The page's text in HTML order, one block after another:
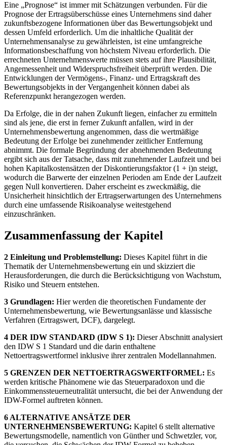
Eine „Prognose“ ist immer mit Schätzungen verbunden. Für die
Prognose der Ertragsüberschüsse eines Unternehmens sind daher
zukunftsbezogene Informationen über das Bewertungsobjekt und
dessen Umfeld erforderlich. Um die inhaltliche Qualität der
Unternehmensanalyse zu gewährleisten, ist eine umfangreiche
Informationsbeschaffung von höchstem Niveau erforderlich. Die
errechneten Unternehmenswerte müssen stets auf ihre Plausibilität,
Angemessenheit und Widerspruchsfreiheit überprüft werden. Die
Entwicklungen der Vermögens-, Finanz- und Ertragskraft des
Bewertungsobjekts in der Vergangenheit können dabei als
Referenzpunkt herangezogen werden.
Da Erfolge, die in der nahen Zukunft liegen, einfacher zu ermitteln
sind als jene, die erst in ferner Zukunft anfallen, wird in der
Unternehmensbewertung angenommen, dass die wertmäßige
Bedeutung der Erfolge bei zunehmender zeitlicher Entfernung
abnimmt. Die formale Begründung der abnehmenden Bedeutung
ergibt sich aus der Tatsache, dass mit zunehmender Laufzeit und bei
hohen Kapitalkostensätzen der Diskontierungsfaktor (1 + i)n steigt,
wodurch die Barwerte der einzelnen Perioden am Ende der Laufzeit
gegen Null konvertieren. Daher erscheint es zweckmäßig, die
Unsicherheit hinsichtlich der Ertragserwartungen des Unternehmens
durch eine umfassende Risikoanalyse weitestgehend
einzuschränken.
Zusammenfassung der Kapitel
2 Einleitung und Problemstellung: Dieses Kapitel führt in die
Thematik der Unternehmensbewertung ein und skizziert die
Herausforderungen, die durch die Berücksichtigung von Wachstum,
Risiko und Steuern entstehen.
3 Grundlagen: Hier werden die theoretischen Fundamente der
Unternehmensbewertung, wie Bewertungsanlässe und klassische
Verfahren (Ertragswert, DCF), dargelegt.
4 DER IDW STANDARD (IDW S 1): Dieser Abschnitt analysiert
den IDW S 1 Standard und die darin enthaltene
Nettoertragswertformel inklusive ihrer zentralen Modellannahmen.
5 GRENZEN DER NETTOERTRAGSWERTFORMEL: Es
werden kritische Phänomene wie das Steuerparadoxon und die
Einkommenssteuerneutralität untersucht, die bei der Anwendung der
IDW-Formel auftreten können.
6 ALTERNATIVE ANSÄTZE DER
UNTERNEHMENSBEWERTUNG: Kapitel 6 stellt alternative
Bewertungsmodelle, namentlich von Günther und Schwetzler, vor,